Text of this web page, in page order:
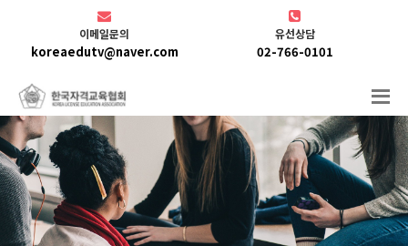
이메일문의
koreaedutv@naver.com
유선상담
02-766-0101